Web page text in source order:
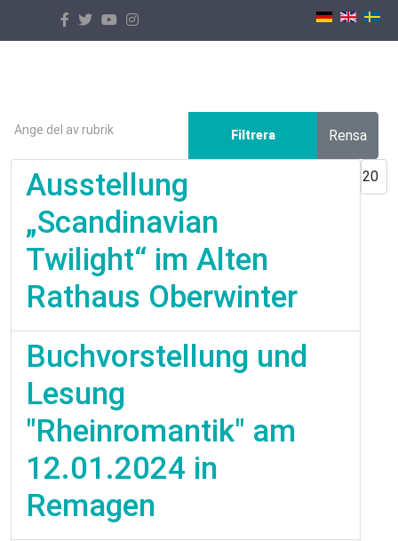
Ange del av rubrik
Filtrera
Rensa
Visa
Ausstellung
„Scandinavian
Twilight“ im Alten
Rathaus Oberwinter
Buchvorstellung und
Lesung
"Rheinromantik" am
12.01.2024 in
Remagen